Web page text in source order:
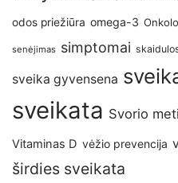
odos priežiūra omega-3
senėjimas simptomai
sveika gyvensena
sveikata Svorio
Vitaminas D vėžio prevencija
širdies sveikata